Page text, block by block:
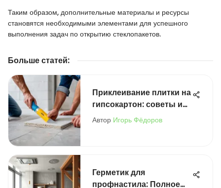
Таким образом, дополнительные материалы и ресурсы
становятся необходимыми элементами для успешного
выполнения задач по открытию стеклопакетов.
Больше статей:
Приклеивание плитки на
гипсокартон: советы и
рекомендации
Автор Игорь Фёдоров
Герметик для
профнастила: Полное